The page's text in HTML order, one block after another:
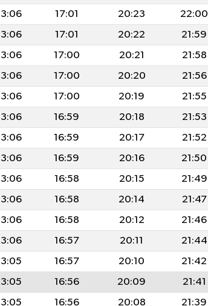
17:01 20:23
22:00
17:01 20:22
21:59
17:00 20:21
21:58
17:00 20:20
21:56
17:00 20:19
21:55
16:59 20:18
21:53
16:59 20:17
21:52
16:59 20:16
21:50
16:58 20:15
21:49
16:58 20:14
21:47
16:58 20:12
21:46
16:57 20:11
21:44
16:57 20:10
21:42
16:56 20:09
21:41
16:56 20:08
21:39